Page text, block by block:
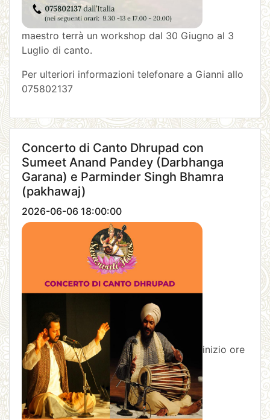
maestro terrà un workshop dal 30 Giugno al 3
Luglio di canto.
Per ulteriori informazioni telefonare a Gianni allo
075802137
Concerto di Canto Dhrupad con
Sumeet Anand Pandey (Darbhanga
Garana) e Parminder Singh Bhamra
(pakhawaj)
2026-06-06 18:00:00
inizio ore